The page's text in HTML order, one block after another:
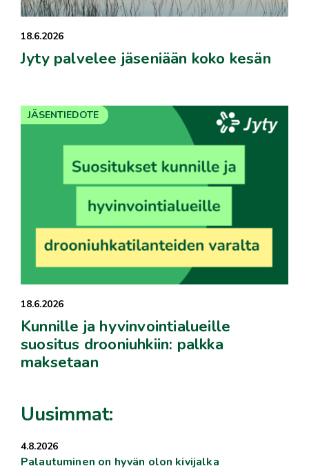
18.6.2026
Jyty palvelee jäseniään koko kesän
18.6.2026
Kunnille ja hyvinvointialueille
suositus drooniuhkiin: palkka
maksetaan
JÄSENTIEDOTE
Uusimmat:
4.8.2026
Palautuminen on hyvän olon kivijalka